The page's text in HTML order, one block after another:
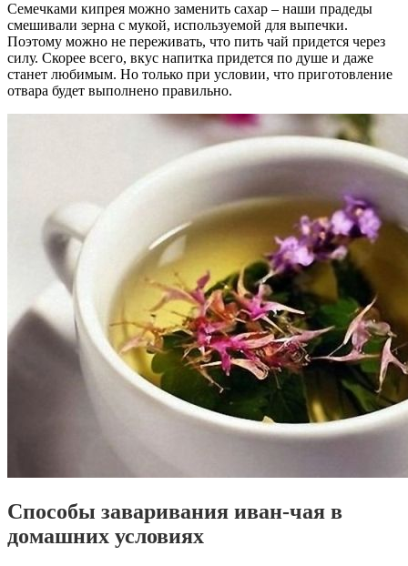
Семечками кипрея можно заменить сахар – наши прадеды
смешивали зерна с мукой, используемой для выпечки.
Поэтому можно не переживать, что пить чай придется через
силу. Скорее всего, вкус напитка придется по душе и даже
станет любимым. Но только при условии, что приготовление
отвара будет выполнено правильно.
Способы заваривания иван-чая в
домашних условиях